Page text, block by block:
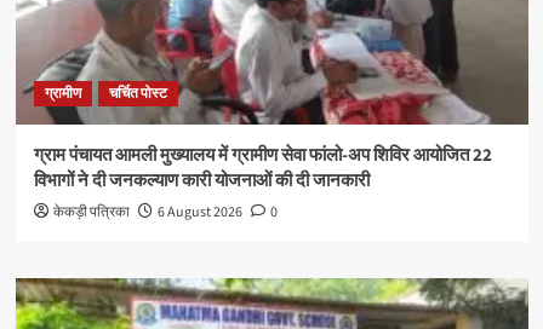
ग्रामीण चर्चित पोस्ट
ग्राम पंचायत आमली मुख्यालय में ग्रामीण सेवा फांलो-अप शिविर आयोजित 22
विभागों ने दी जनकल्याण कारी योजनाओं की दी जानकारी
केकड़ी पत्रिका 6 August 2026 0